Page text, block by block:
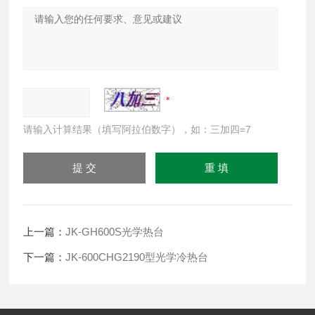
请输入计算结果（填写阿拉伯数字），如：三加四=7
上一篇：JK-GH600S光学热台
下一篇：JK-600CHG2190型光学冷热台